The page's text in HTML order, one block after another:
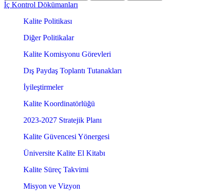
İç Kontrol Dökümanları
Kalite Politikası
Diğer Politikalar
Kalite Komisyonu Görevleri
Dış Paydaş Toplantı Tutanakları
İyileştirmeler
Kalite Koordinatörlüğü
2023-2027 Stratejik Planı
Kalite Güvencesi Yönergesi
Üniversite Kalite El Kitabı
Kalite Süreç Takvimi
Misyon ve Vizyon